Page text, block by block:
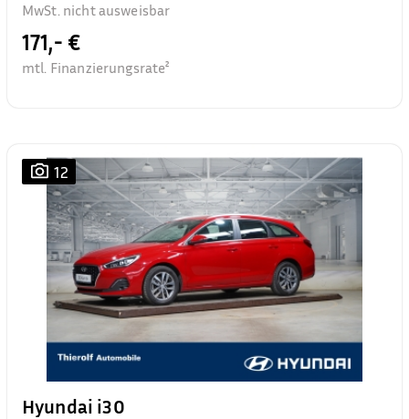
MwSt. nicht ausweisbar
171,- €
mtl. Finanzierungsrate²
12
Hyundai i30